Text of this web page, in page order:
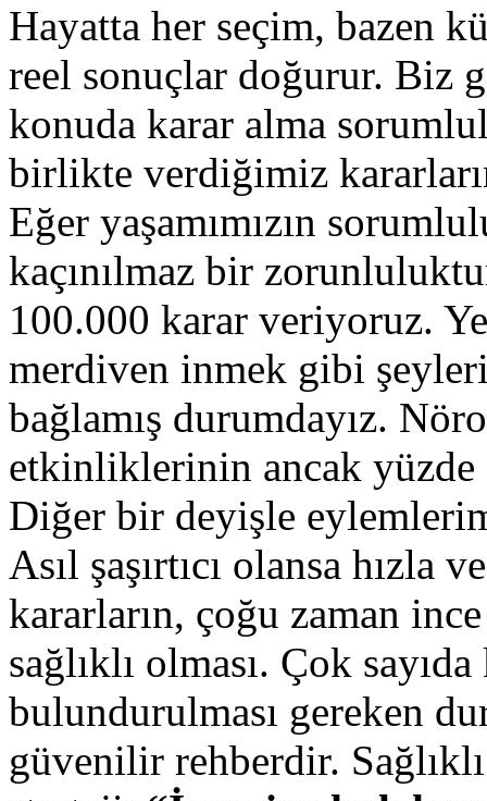
Hayatta her seçim, bazen
reel sonuçlar doğurur. Biz
konuda karar alma
birlikte verdiğimiz
Eğer yaşamımızın
kaçınılmaz bir
100.000 karar veriyoruz.
merdiven inmek gibi
bağlamış durumdayız.
etkinliklerinin ancak
Diğer bir deyişle
Asıl şaşırtıcı olansa hızla
kararların, çoğu zaman
sağlıklı olması. Çok
bulundurulması gereken
güvenilir rehberdir.